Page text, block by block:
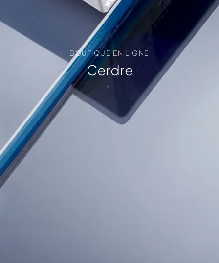
BOUTIQUE EN LIGNE
Cerdre